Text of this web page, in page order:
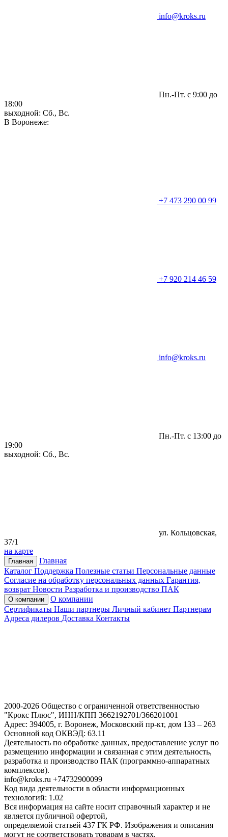
info@kroks.ru
Пн.-Пт. с 9:00 до
18:00
выходной: Сб., Вс.
В Воронеже:
+7 473 290 00 99
+7 920 214 46 59
info@kroks.ru
Пн.-Пт. с 13:00 до
19:00
выходной: Сб., Вс.
ул. Кольцовская,
37/1
на карте
Главная
Главная
Каталог Поддержка Полезные статьи Персональные данные
Согласие на обработку персональных данных Гарантия,
возврат Новости Разработка и производство ПАК
О компании
О компании
Сертификаты Наши партнеры Личный кабинет Партнерам
Адреса дилеров Доставка Контакты
2000-2026 Общество с ограниченной ответственностью
"Крокс Плюс", ИНН/КПП 3662192701/366201001
Адрес: 394005, г. Воронеж, Московский пр-кт, дом 133 – 263
Основной код ОКВЭД: 63.11
Деятельность по обработке данных, предоставление услуг по
размещению информации и связанная с этим деятельность,
разработка и производство ПАК (программно-аппаратных
комплексов).
info@kroks.ru +74732900099
Код вида деятельности в области информационных
технологий: 1.02
Вся информация на сайте носит справочный характер и не
является публичной офертой,
определяемой статьей 437 ГК РФ. Изображения и описания
могут не соответствовать товарам в частях,